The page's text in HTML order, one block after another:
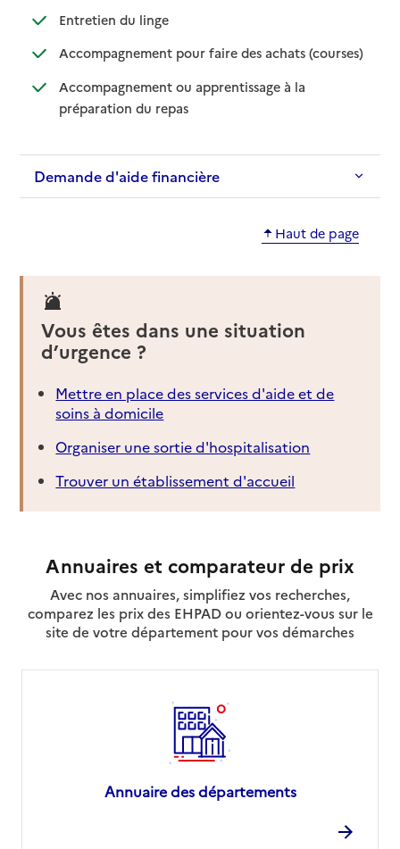
Entretien du linge: disponible
: non disponible
Accompagnement pour faire des achats (courses)
:
: non
Accompagnement ou apprentissage à la
préparation du repas: disponible
: non disponible
Demande d'aide financière
Haut de page
Vous êtes dans une situation
d’urgence ?
Mettre en place des services d'aide et de
soins à domicile
Organiser une sortie d'hospitalisation
Trouver un établissement d'accueil
Annuaires et comparateur de prix
Avec nos annuaires, simplifiez vos recherches,
comparez les prix des EHPAD ou orientez-vous sur le
site de votre département pour vos démarches
Annuaire des départements